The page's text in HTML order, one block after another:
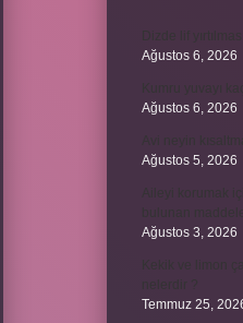
Ağustos 6, 2026
Ağustos 6, 2026
Ağustos 5, 2026
Ağustos 3, 2026
Temmuz 25,